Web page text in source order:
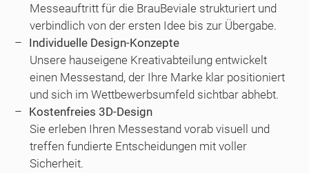
Messeauftritt für die BrauBeviale strukturiert und
verbindlich von der ersten Idee bis zur Übergabe.
Individuelle Design-Konzepte
Unsere hauseigene Kreativabteilung entwickelt
einen Messestand, der Ihre Marke klar positioniert
und sich im Wettbewerbsumfeld sichtbar abhebt.
Kostenfreies 3D-Design
Sie erleben Ihren Messestand vorab visuell und
treffen fundierte Entscheidungen mit voller
Sicherheit.